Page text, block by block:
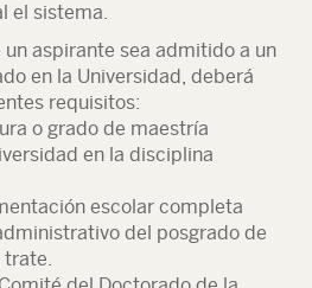
el sistema.
aspirante sea admitido a un
en la Universidad, deberá
requisitos:
o grado de maestría
en la disciplina
escolar completa
del posgrado de
trate.